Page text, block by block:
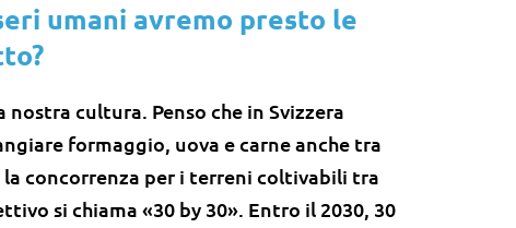
umani avremo presto le
cultura. Penso che in Svizzera
formaggio, uova e carne anche tra
la concorrenza per i terreni coltivabili tra
si chiama «30 by 30». Entro il 2030, 30